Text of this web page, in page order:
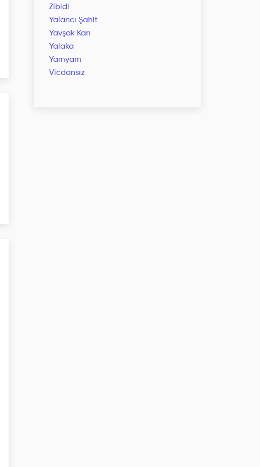
Zibidi
Yalancı Şahit
Yavşak Karı
Yalaka
Yamyam
Vicdansız